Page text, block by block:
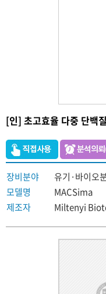
[인] 초고효율 다중 단백
장비분야
유기·바이오
모델명
MACSima
제조자
Miltenyi